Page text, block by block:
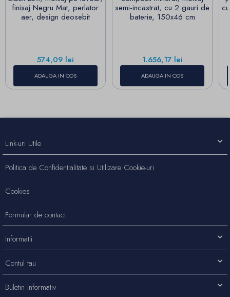
finisaj Negru Mat, perlator
aer, design deosebit
Pret
574,09 lei
ADAUGA IN COS
semi-incastrat, cu 2 gauri de
baterie, 150x46 cm
Pret
1.656,17 lei
ADAUGA IN COS
Link-uri Utile
Politica de Confidentialitate si Utilizare Cookie-uri
Cookies
Formular de contact
Informatii
Contul tau
Buletin informativ